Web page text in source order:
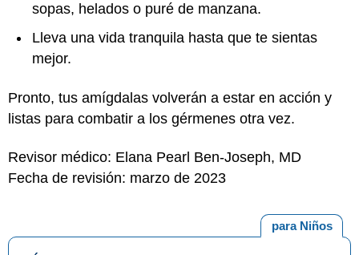
sopas, helados o puré de manzana.
Lleva una vida tranquila hasta que te sientas
mejor.
Pronto, tus amígdalas volverán a estar en acción y
listas para combatir a los gérmenes otra vez.
Revisor médico: Elana Pearl Ben-Joseph, MD
Fecha de revisión: marzo de 2023
para Niños